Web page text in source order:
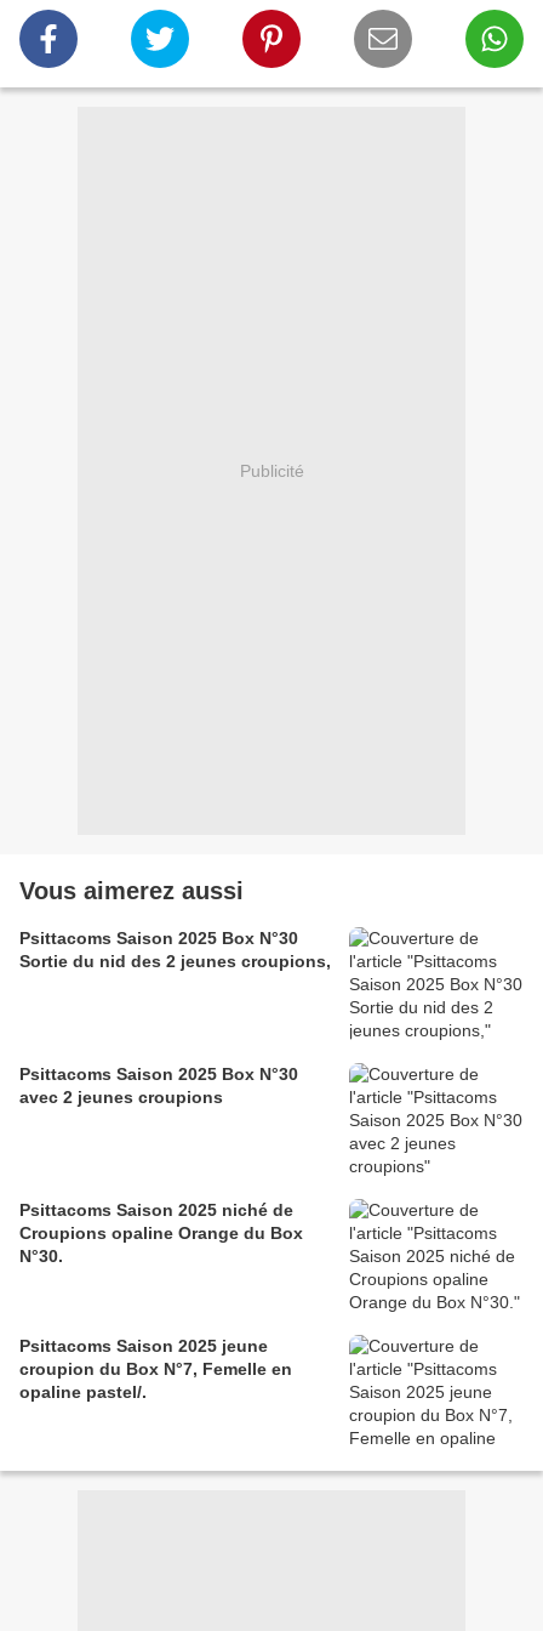
Publicité
Vous aimerez aussi
Psittacoms Saison 2025 Box N°30
Sortie du nid des 2 jeunes croupions,
Psittacoms Saison 2025 Box N°30
avec 2 jeunes croupions
Psittacoms Saison 2025 niché de
Croupions opaline Orange du Box
N°30.
Psittacoms Saison 2025 jeune
croupion du Box N°7, Femelle en
opaline pastel/.